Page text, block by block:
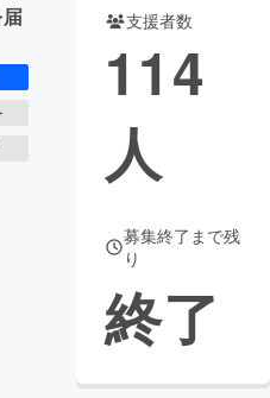
支援者数
114
人
募集終了まで残
り
終了